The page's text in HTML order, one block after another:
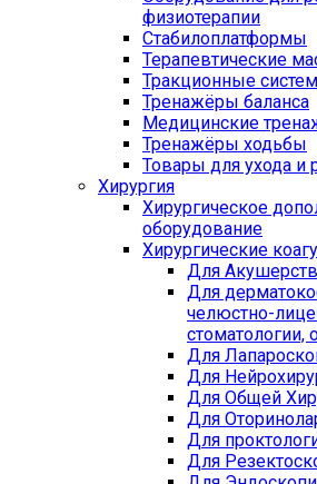
физиотерапии
Стабилоплатформы
Терапевтические
Тракционные
Тренажёры баланса
Медицинские
Тренажёры ходьбы
Товары для ухода и
Хирургия
Хирургическое
оборудование
Хирургические
Для
Для
челюстно-
стоматологии,
Для
Для
Для Общей
Для
Для
Для